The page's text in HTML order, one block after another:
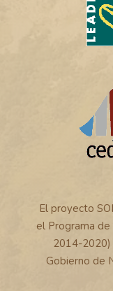
El proyecto
el Programa
2014-2020)
Gobierno de